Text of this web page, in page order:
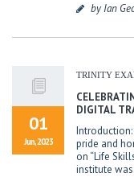
by Ian
01
Jun, 2023
TRINITY
DIGITAL
pride and
on “Life
institute